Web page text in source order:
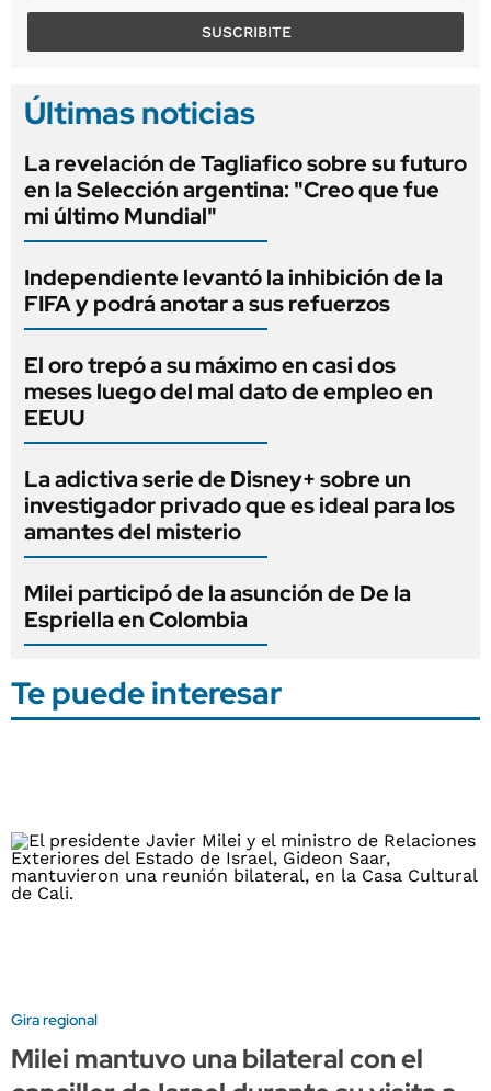
SUSCRIBITE
Últimas noticias
La revelación de Tagliafico sobre su futuro
en la Selección argentina: "Creo que fue
mi último Mundial"
Independiente levantó la inhibición de la
FIFA y podrá anotar a sus refuerzos
El oro trepó a su máximo en casi dos
meses luego del mal dato de empleo en
EEUU
La adictiva serie de Disney+ sobre un
investigador privado que es ideal para los
amantes del misterio
Milei participó de la asunción de De la
Espriella en Colombia
Te puede interesar
Gira regional
Milei mantuvo una bilateral con el